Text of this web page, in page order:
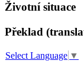
Životní situace
Překlad
Select Language ▼